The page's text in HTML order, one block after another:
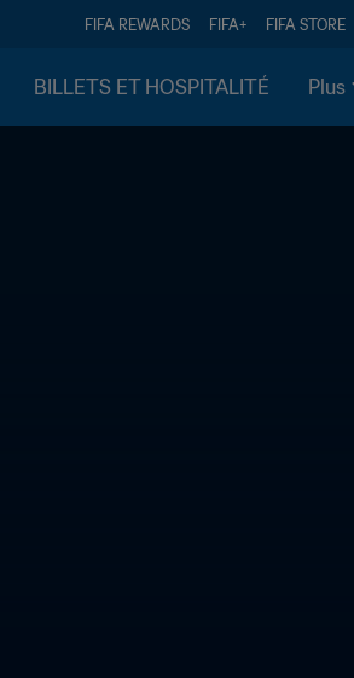
FIFA REWARDS FIFA+ FIFA STORE
BILLETS ET HOSPITALITÉ Plus